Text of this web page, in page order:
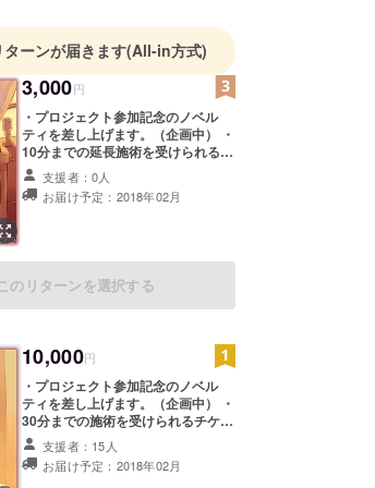
ーンが届きます(All-in方式)
3,000円
・プロジェクト参加記念のノベル
ティを差し上げます。（企画中） ・
10分までの延長施術を受けられるチ
ケットを発行します。 ※上記リター
ンは郵送もしくは店頭渡しを選択い
ただけます。 一番気軽に支援できる
支援者：0人
お届け予定：2018年02月
のリターンを選択する
10,000円
・プロジェクト参加記念のノベル
ティを差し上げます。（企画中） ・
30分までの施術を受けられるチケッ
トを発行します。 ・移転が成功した
際に、お披露目パーティーへご招待
します。 ・移転ではなく現店舗の契
支援者：15人
お届け予定：2018年02月